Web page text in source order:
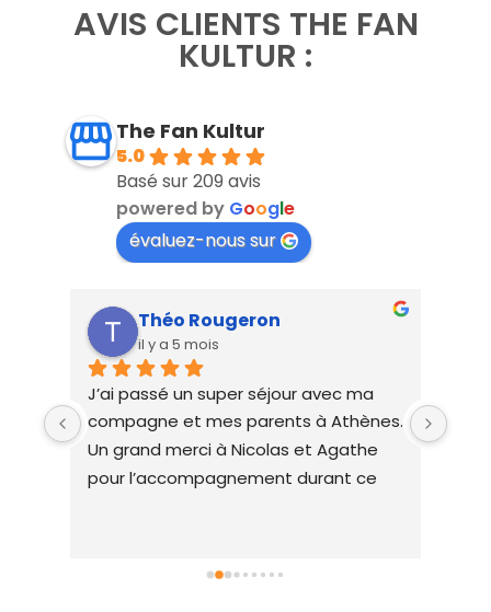
AVIS CLIENTS THE FAN
KULTUR :
The Fan Kultur
5.0
Basé sur 209 avis
powered by Google
évaluez-nous sur
Théo Rougeron
il y a 5 mois
J’ai passé un super séjour avec ma
compagne et mes parents à Athènes.
Un grand merci à Nicolas et Agathe
pour l’accompagnement durant ce